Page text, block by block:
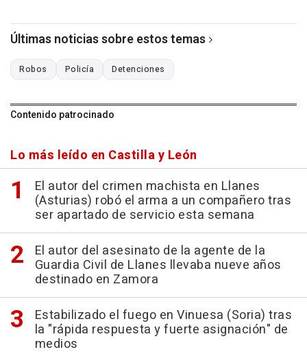
Últimas noticias sobre estos temas
Robos Policía Detenciones
Contenido patrocinado
Lo más leído en Castilla y León
El autor del crimen machista en Llanes
(Asturias) robó el arma a un compañero tras
ser apartado de servicio esta semana
El autor del asesinato de la agente de la
Guardia Civil de Llanes llevaba nueve años
destinado en Zamora
Estabilizado el fuego en Vinuesa (Soria) tras
la "rápida respuesta y fuerte asignación" de
medios